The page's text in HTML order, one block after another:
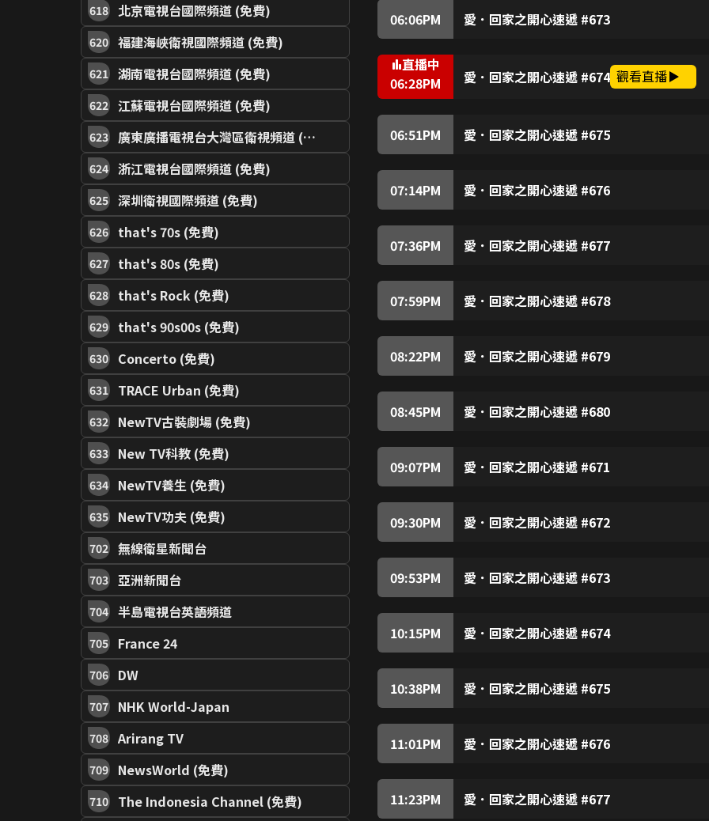
618 北京電視台國際頻道 (免費)
620 福建海峽衛視國際頻道 (免費)
621 湖南電視台國際頻道 (免費)
622 江蘇電視台國際頻道 (免費)
623 廣東廣播電視台大灣區衛視頻道 (免費)
624 浙江電視台國際頻道 (免費)
625 深圳衛視國際頻道 (免費)
626 that's 70s (免費)
627 that's 80s (免費)
628 that's Rock (免費)
629 that's 90s00s (免費)
630 Concerto (免費)
631 TRACE Urban (免費)
632 NewTV古裝劇場 (免費)
633 New TV科教 (免費)
634 NewTV養生 (免費)
635 NewTV功夫 (免費)
702 無線衛星新聞台
703 亞洲新聞台
704 半島電視台英語頻道
705 France 24
706 DW
707 NHK World-Japan
708 Arirang TV
709 NewsWorld (免費)
710 The Indonesia Channel (免費)
裸露戲份，怕令父親丟臉。尚善得悉後決定易角
道，朱展得悉後大怒，誓要阻止凌凌演出《曹總
06:06PM 愛．回家之開心速遞 #673
馬榮及後安排清參演劇中護士一角，又藉詞要教
榮原來藉教戲欺騙粉絲與他發生關係，擔心清亦
直播中
06:28PM 愛．回家之開心速遞 #674 觀看直播
遏止打嗝再去面試，怎料……凌凌求曹總讓城安在
而不斷闖禍。城安無法正常工作，變得自暴自棄
06:51PM 愛．回家之開心速遞 #675
城安而獲得靈感，決定利用科學知識進行表演。
麗的妒忌，暗中進行破壞，害得心如的表演發生
07:14PM 愛．回家之開心速遞 #676
被隨後而至的曹總看到，他靈機一動，決意開拍
準備為新劇擔任武術指導，怎料……樹根憶起師父
07:36PM 愛．回家之開心速遞 #677
蓮那箱麒麟果後大怒，拒為好爸bar供貨。力蓮得
帳，城安認出碧雲後不禁心驚……碧雲向力蓮報復
07:59PM 愛．回家之開心速遞 #678
子孝送了很多名牌產品予Venus，擔心Venus是個
質的產品。子孝支出浩大，唯有拼命工作賺錢，
08:22PM 愛．回家之開心速遞 #679
又極差，不禁擔心自己真的是家聰的剋星。家聰
聰的X光片後，發現其肺部有黑影。愛詩猶豫應否
08:45PM 愛．回家之開心速遞 #680
他與凌凌等前往郊外燒烤，要向Bonnie展示他
自信心對男人的重要性，Bonnie決意裝笨，製造
09:07PM 愛．回家之開心速遞 #671
滿。敢威要龔燁與曹總洽談生意，若水見龔燁苦
樹根懷疑若水遭龔燁利用，擔心她會被龔燁所害
09:30PM 愛．回家之開心速遞 #672
裸露戲份，怕令父親丟臉。尚善得悉後決定易角
道，朱展得悉後大怒，誓要阻止凌凌演出《曹總
09:53PM 愛．回家之開心速遞 #673
馬榮及後安排清參演劇中護士一角，又藉詞要教
榮原來藉教戲欺騙粉絲與他發生關係，擔心清亦
10:15PM 愛．回家之開心速遞 #674
遏止打嗝再去面試，怎料……凌凌求曹總讓城安在
而不斷闖禍。城安無法正常工作，變得自暴自棄
10:38PM 愛．回家之開心速遞 #675
城安而獲得靈感，決定利用科學知識進行表演。
麗的妒忌，暗中進行破壞，害得心如的表演發生
11:01PM 愛．回家之開心速遞 #676
被隨後而至的曹總看到，他靈機一動，決意開拍
準備為新劇擔任武術指導，怎料……樹根憶起師父
11:23PM 愛．回家之開心速遞 #677